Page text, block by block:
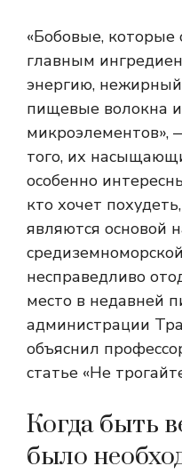
«Бобовые,
главным
энергию,
пищевые волокна
микроэлементов»,
того, их
особенно
кто хочет
являются основой
несправедливо
место в недавней
администрации
объяснил
статье «Не
Когда быть
было